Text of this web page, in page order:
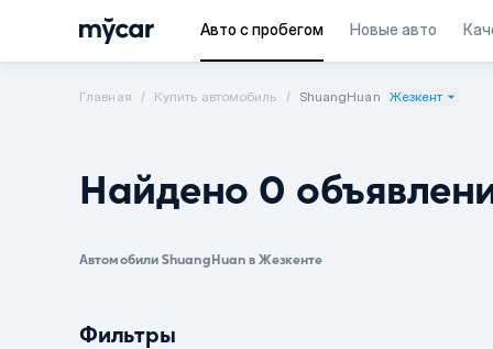
Авто с пробегом Новые авто
Главная Купить автомобиль ShuangHuan Жезкент
Найдено 0
Автомобили ShuangHuan в Жезкенте
Фильтры